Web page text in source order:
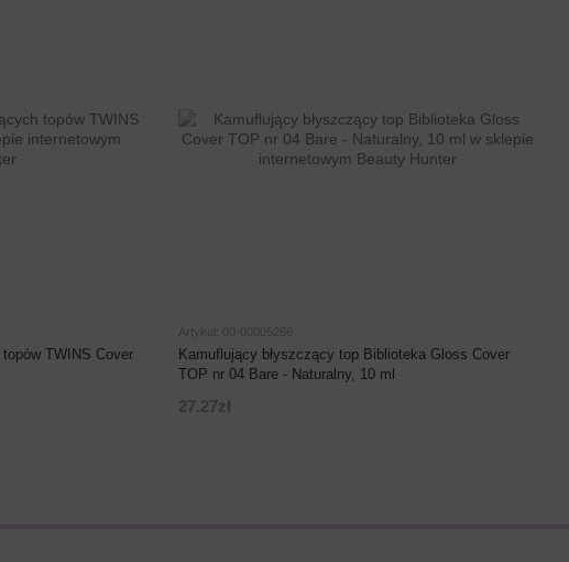
TWINS Cover
Artykuł: 00-00005266
Kamuflujący błyszczący top Biblioteka Gloss Cover
TOP nr 04 Bare - Naturalny, 10 ml
27.27zł